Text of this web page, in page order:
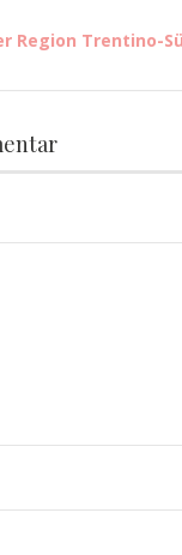
Region Trentino-